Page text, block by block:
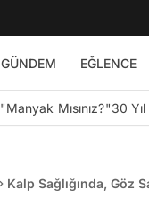
GÜNDEM EĞLENCE
"Manyak Mısınız?"30
Kalp Sağlığında, Göz